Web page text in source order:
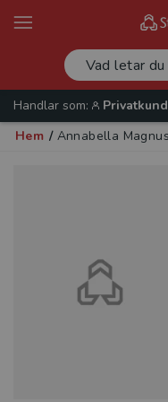
Handlar som:
Privatkund
Hem / Annabella